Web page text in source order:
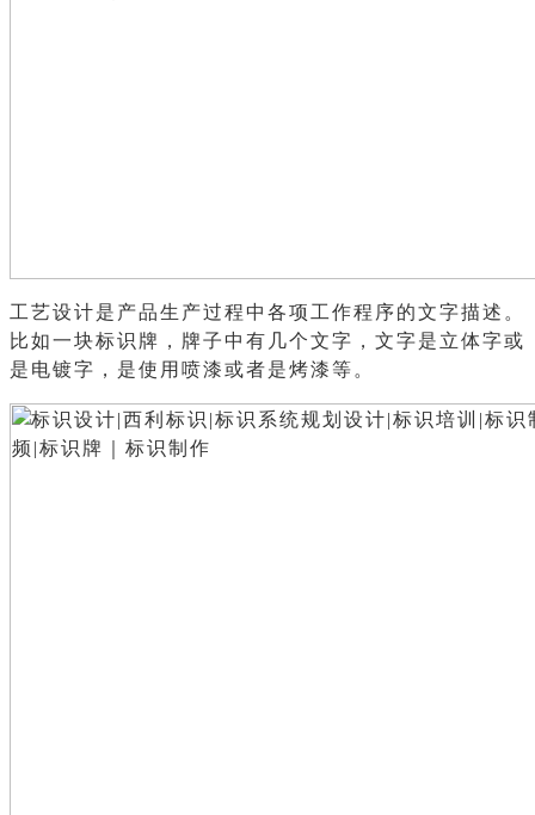
工艺设计是产品生产过程中各项工作程序的文字描述。
比如一块标识牌，牌子中有几个文字，文字是立体字或
是电镀字，是使用喷漆或者是烤漆等。